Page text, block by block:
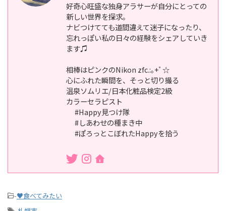
好奇心旺盛な独身アラサーが自分にとっての
新しい世界を探求。
ナビつけてても道間違えて迷子になったり、
忘れっぽい私の日々の経験をシェアしていき
ます♫
相棒はピンクのNikon zfc.:｡+ﾟ☆
心にふれた瞬間を、そっと切り撮る
温泉ソムリエ/日本化粧品検定2級
カラーセラピスト
#Happy見つけ隊
#しあわせの種まき中
#ぽろっとこぼれたHappyを拾う
-♥食べてみたい